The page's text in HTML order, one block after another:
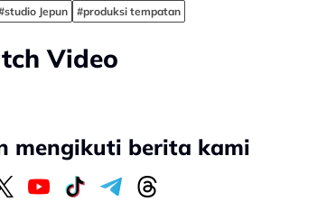
Jepun #produksi tempatan
Video
mengikuti berita kami